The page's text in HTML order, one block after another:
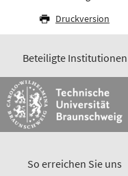
Druckversion
Beteiligte Institutionen
So erreichen Sie uns